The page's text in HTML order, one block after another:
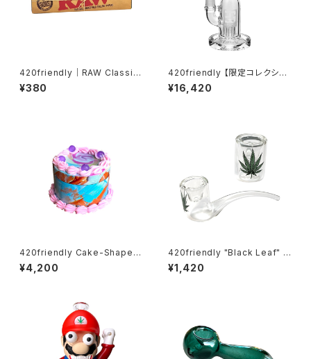
420friendly｜RAW Classic
(King Size Slim) ローリング
ペーパー /ロウ クラシック
¥380
420friendly 【限定コレクショ
ン】EG Glass Tree Perc Diff
user Dab Rig / ガラスボング
¥16,420
420friendly Cake-Shaped
Metal Grinder (4層構造）グラ
インダー
¥4,200
420friendly "Black Leaf" G
lass Pipe / リーフ ガラスパイ
プ – 10cm カーブタイプ
¥1,420